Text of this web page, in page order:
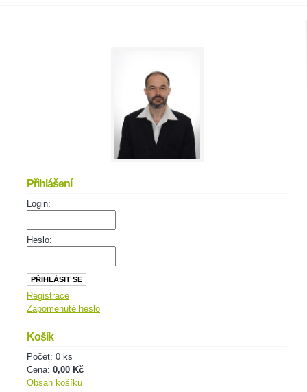
Přihlášení
Login:
Heslo:
Registrace
Zapomenuté heslo
Košík
Počet: 0 ks
Cena: 0,00 Kč
Obsah košíku